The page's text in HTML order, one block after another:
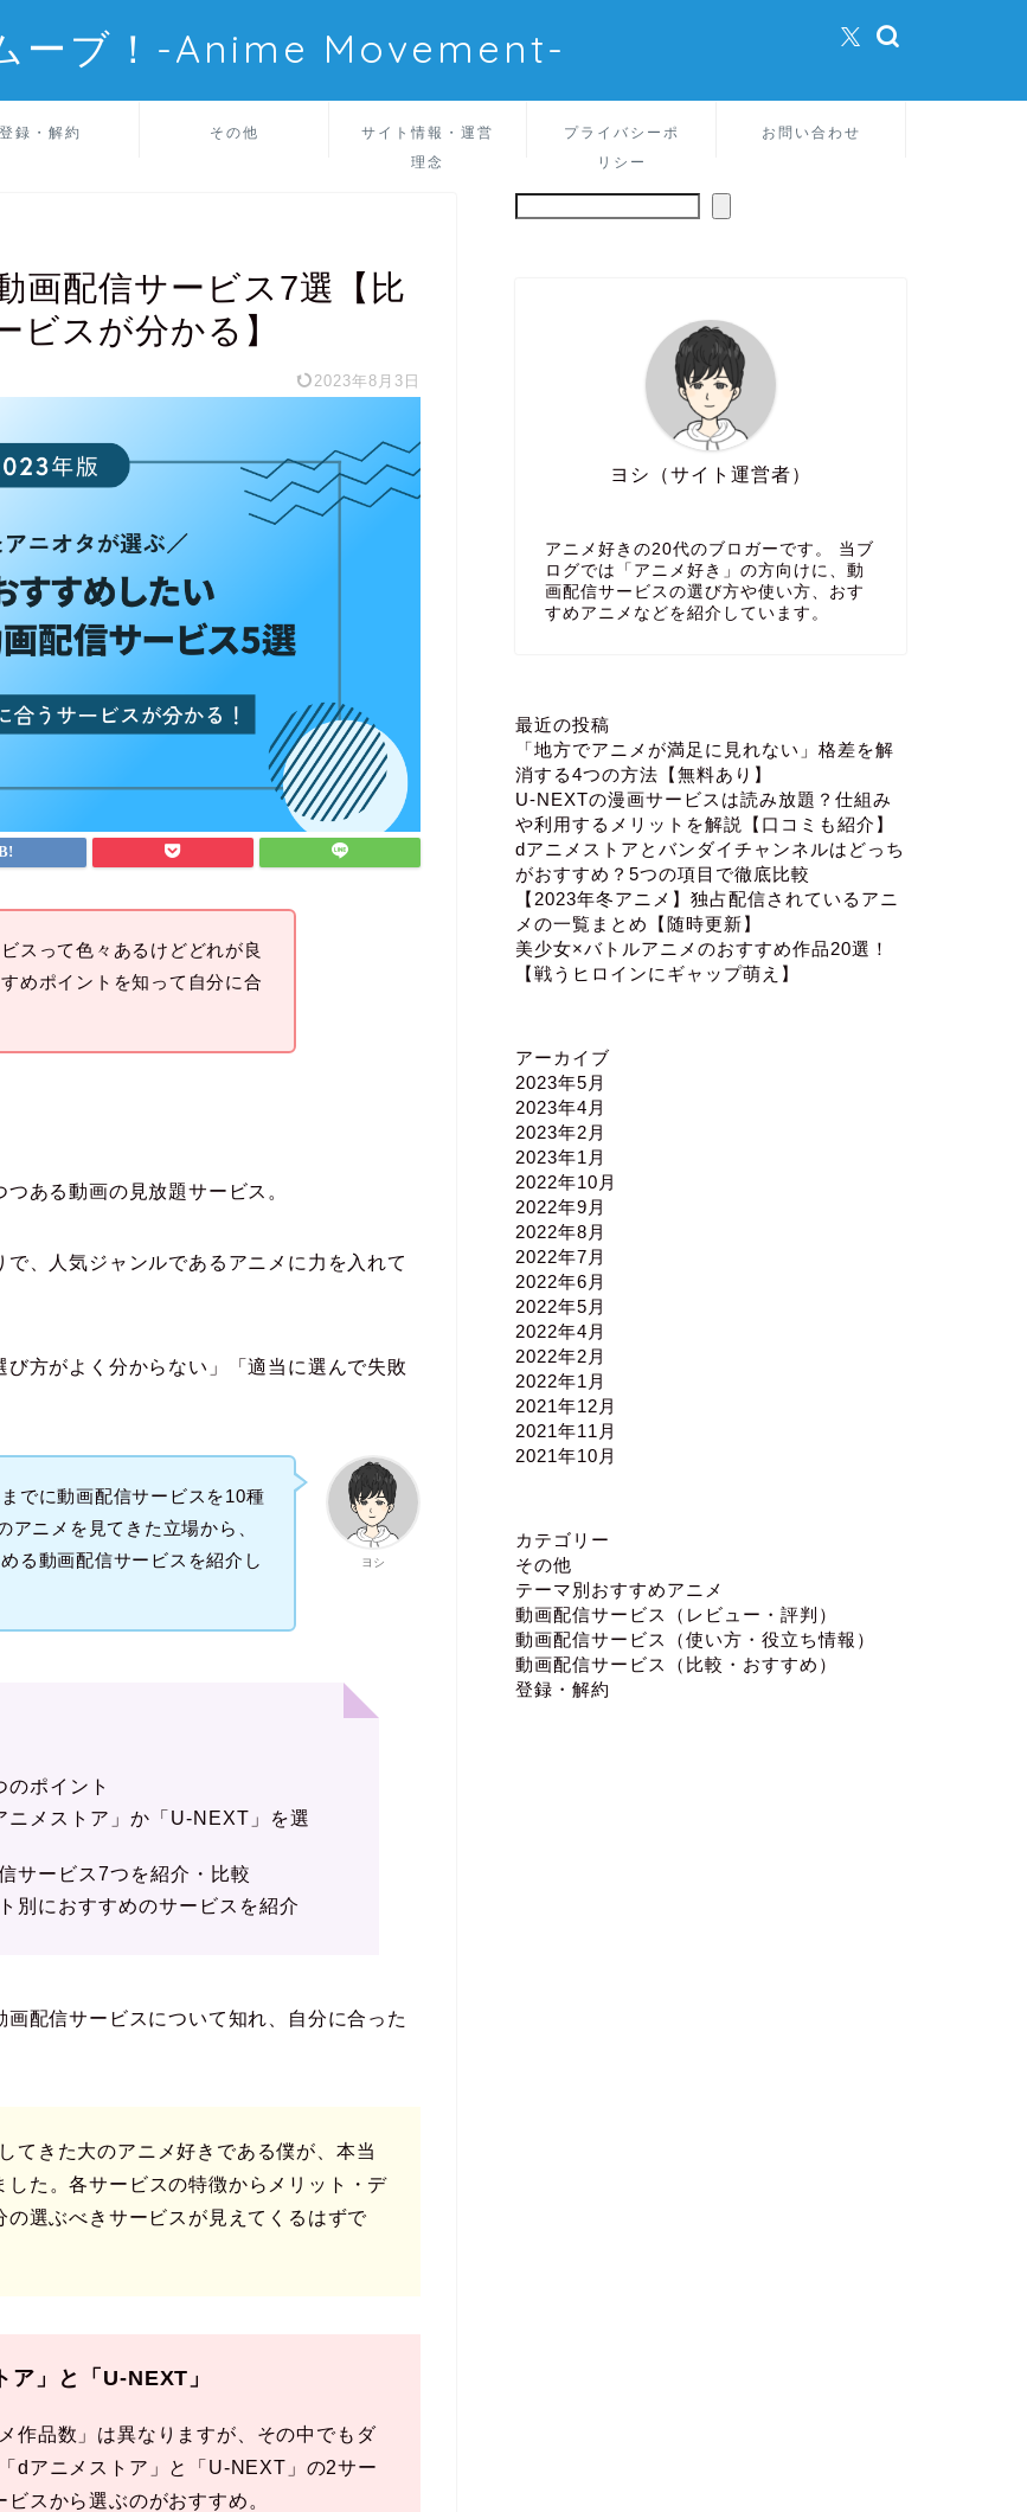
ーブ！-Anime Movement-
登録・解約 その他
サイト情報・運営
理念
プライバシーポ
リシー
お問い合わせ
画配信サービス7選【比
ビスが分かる】
2023年8月3日
スって色々あるけどどれが良
めポイントを知って自分に合
ある動画の見放題サービス。
、人気ジャンルであるアニメに力を入れて
方がよく分からない」「適当に選んで失敗
ヨシ
でに動画配信サービスを10種
アニメを見てきた立場から、
る動画配信サービスを紹介し
ポイント
ニメストア」か「U-NEXT」を選
サービス7つを紹介・比較
別におすすめのサービスを紹介
配信サービスについて知れ、自分に合った
てきた大のアニメ好きである僕が、本当
た。各サービスの特徴からメリット・デ
選ぶべきサービスが見えてくるはずで
ア」と「U-NEXT」
作品数」は異なりますが、その中でもダ
dアニメストア」と「U-NEXT」の2サー
スから選ぶのがおすすめ。
ヨシ（サイト運営者）
アニメ好きの20代のブロガーです。 当ブ
ログでは「アニメ好き」の方向けに、動
画配信サービスの選び方や使い方、おす
すめアニメなどを紹介しています。
最近の投稿
「地方でアニメが満足に見れない」格差を解
消する4つの方法【無料あり】
U-NEXTの漫画サービスは読み放題？仕組み
や利用するメリットを解説【口コミも紹介】
dアニメストアとバンダイチャンネルはどっち
がおすすめ？5つの項目で徹底比較
【2023年冬アニメ】独占配信されているアニ
メの一覧まとめ【随時更新】
美少女×バトルアニメのおすすめ作品20選！
【戦うヒロインにギャップ萌え】
アーカイブ
2023年5月
2023年4月
2023年2月
2023年1月
2022年10月
2022年9月
2022年8月
2022年7月
2022年6月
2022年5月
2022年4月
2022年2月
2022年1月
2021年12月
2021年11月
2021年10月
カテゴリー
その他
テーマ別おすすめアニメ
動画配信サービス（レビュー・評判）
動画配信サービス（使い方・役立ち情報）
動画配信サービス（比較・おすすめ）
登録・解約